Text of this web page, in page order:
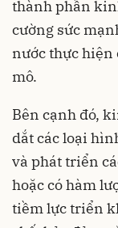
thành phần
cường sức
nước thực
mô.
Bên cạnh đó,
dắt các loại
và phát triển
hoặc có hàm
tiềm lực triển